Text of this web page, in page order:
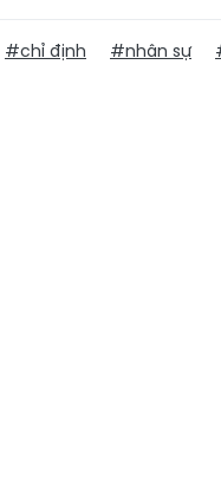
#chỉ định #nhân sự